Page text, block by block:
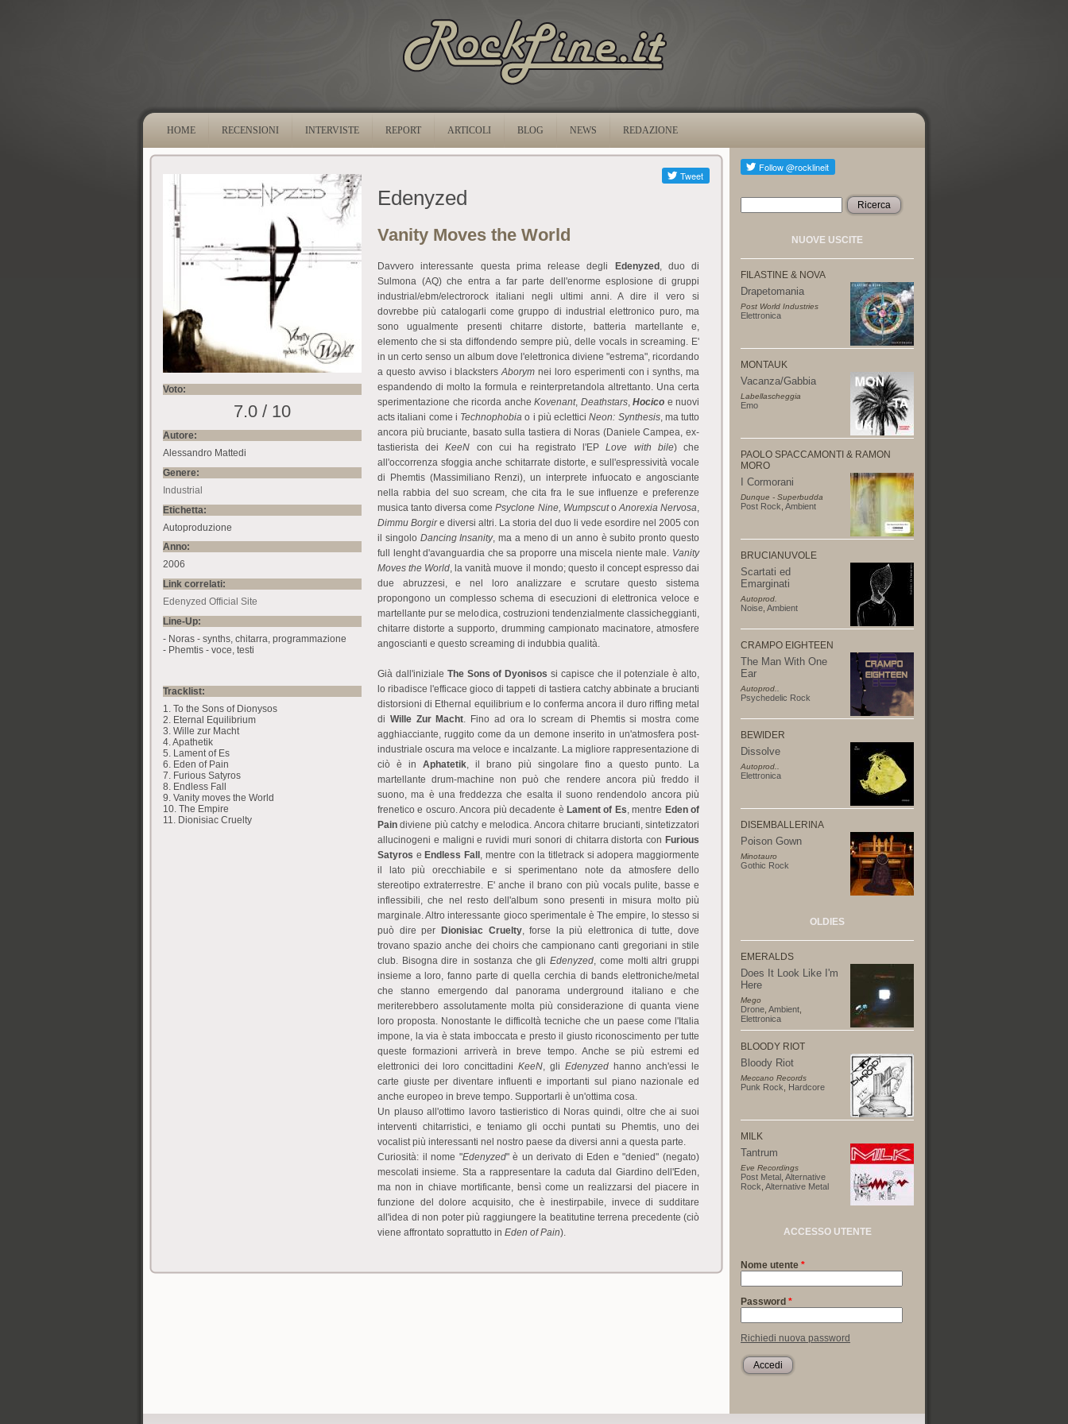
HOME RECENSIONI INTERVISTE REPORT ARTICOLI BLOG NEWS REDAZIONE
Voto:
7.0 / 10
Autore:
Alessandro Mattedi
Genere:
Industrial
Etichetta:
Autoproduzione
Anno:
2006
Link correlati:
Edenyzed Official Site
Line-Up:
- Noras - synths, chitarra, programmazione
- Phemtis - voce, testi
Tracklist:
1. To the Sons of Dionysos
2. Eternal Equilibrium
3. Wille zur Macht
4. Apathetik
5. Lament of Es
6. Eden of Pain
7. Furious Satyros
8. Endless Fall
9. Vanity moves the World
10. The Empire
11. Dionisiac Cruelty
Edenyzed
Vanity Moves the World
Davvero interessante questa prima release degli Edenyzed , duo di
Sulmona (AQ) che entra a far parte dell'enorme esplosione di gruppi
industrial/ebm/electrorock italiani negli ultimi anni. A dire il vero si
dovrebbe più catalogarli come gruppo di industrial elettronico puro, ma
sono ugualmente presenti chitarre distorte, batteria martellante e,
elemento che si sta diffondendo sempre più, delle vocals in screaming. E'
in un certo senso un album dove l'elettronica diviene "estrema", ricordando
a questo avviso i blackstersAborym nei loro esperimenti con i synths, ma
espandendo di molto la formula e reinterpretandola altrettanto. Una certa
sperimentazione che ricorda anche Kovenant, Deathstars, Hocico e nuovi
acts italiani come i Technophobia o i più eclettici Neon: Synthesis, ma tutto
ancora più bruciante, basato sulla tastiera di Noras (Daniele Campea, ex-
tastierista deiKeeN con cui ha registrato l'EPLove with bile) che
all'occorrenza sfoggia anche schitarrate distorte, e sull'espressività vocale
di Phemtis (Massimiliano Renzi), un interprete infuocato e angosciante
nella rabbia del suo scream, che cita fra le sue influenze e preferenze
musica tanto diversa comePsyclone Nine, WumpscutoAnorexia Nervosa,
Dimmu Borgire diversi altri. La storia del duo li vede esordire nel 2005 con
il singolo Dancing Insanity, ma a meno di un anno è subito pronto questo
full lenght d'avanguardia che sa proporre una miscela niente male. Vanity
Moves the World, la vanità muove il mondo; questo il concept espresso dai
due abruzzesi, e nel loro analizzare e scrutare questo sistema
propongono un complesso schema di esecuzioni di elettronica veloce e
martellante pur se melodica, costruzioni tendenzialmente classicheggianti,
chitarre distorte a supporto, drumming campionato macinatore, atmosfere
angoscianti e questo screaming di indubbia qualità.
Già dall'iniziale The Sons of Dyonisos si capisce che il potenziale è alto,
lo ribadisce l'efficace gioco di tappeti di tastiera catchy abbinate a brucianti
distorsioni di Ethernal equilibrium e lo conferma ancora il duro riffing metal
di Wille Zur Macht. Fino ad ora lo scream di Phemtis si mostra come
agghiacciante, ruggito come da un demone inserito in un'atmosfera post-
industriale oscura ma veloce e incalzante. La migliore rappresentazione di
ciò è in Aphatetik, il brano più singolare fino a questo punto. La
martellante drum-machine non può che rendere ancora più freddo il
suono, ma è una freddezza che esalta il suono rendendolo ancora più
frenetico e oscuro. Ancora più decadente è Lament of Es, mentre Eden of
Pain diviene più catchy e melodica. Ancora chitarre brucianti, sintetizzatori
allucinogeni e maligni e ruvidi muri sonori di chitarra distorta con Furious
Satyros e Endless Fall , mentre con la titletrack si adopera maggiormente
il lato più orecchiabile e si sperimentano note da atmosfere dello
stereotipo extraterrestre. E' anche il brano con più vocals pulite, basse e
inflessibili, che nel resto dell'album sono presenti in misura molto più
marginale. Altro interessante gioco sperimentale è The empire, lo stesso si
può dire per
Dionisiac Cruelty, forse la più elettronica di tutte, dove
trovano spazio anche dei choirs che campionano canti gregoriani in stile
club. Bisogna dire in sostanza che gliEdenyzed, come molti altri gruppi
insieme a loro, fanno parte di quella cerchia di bands elettroniche/metal
che stanno emergendo dal panorama underground italiano e che
meriterebbero assolutamente molta più considerazione di quanta viene
loro proposta. Nonostante le difficoltà tecniche che un paese come l'Italia
impone, la via è stata imboccata e presto il giusto riconoscimento per tutte
queste formazioni arriverà in breve tempo. Anche se più estremi ed
elettronici dei loro concittadini KeeN, gli Edenyzed hanno anch'essi le
carte giuste per diventare influenti e importanti sul piano nazionale ed
anche europeo in breve tempo. Supportarli è un'ottima cosa.
Un plauso all'ottimo lavoro tastieristico di Noras quindi, oltre che ai suoi
interventi chitarristici, e teniamo gli occhi puntati su Phemtis, uno dei
vocalist più interessanti nel nostro paese da diversi anni a questa parte.
Curiosità: il nome "Edenyzed" è un derivato di Eden e "denied" (negato)
mescolati insieme. Sta a rappresentare la caduta dal Giardino dell'Eden,
ma non in chiave mortificante, bensì come un realizzarsi del piacere in
funzione del dolore acquisito, che è inestirpabile, invece di sudditare
all'idea di non poter più raggiungere la beatitutine terrena precedente (ciò
viene affrontato soprattutto in Eden of Pain).
Form di ricerca
Ricerca
NUOVE USCITE
FILASTINE & NOVA
Drapetomania
Post World Industries
Elettronica
MONTAUK
Vacanza/Gabbia
Labellascheggia
Emo
PAOLO SPACCAMONTI & RAMON
MORO
I Cormorani
Dunque - Superbudda
Post Rock Ambient
BRUCIANUVOLE
Scartati ed
Emarginati
Autoprod.
Noise Ambient
CRAMPO EIGHTEEN
The Man With One
Ear
Autoprod..
Psychedelic Rock
BEWIDER
Dissolve
Autoprod..
Elettronica
DISEMBALLERINA
Poison Gown
Minotauro
Gothic Rock
OLDIES
EMERALDS
Does It Look Like I'm
Here
Mego
Drone Ambient
Elettronica
BLOODY RIOT
Bloody Riot
Meccano Records
Punk Rock Hardcore
MILK
Tantrum
Eve Recordings
Post Metal Alternative
Rock Alternative Metal
ACCESSO UTENTE
Nome utente *
Password *
Richiedi nuova password